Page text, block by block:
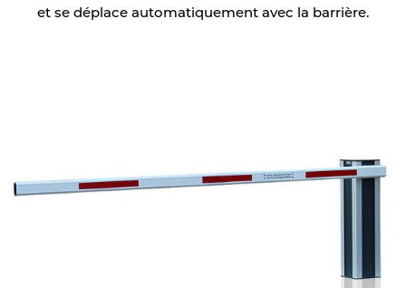
et se déplace automatiquement avec la barrière.